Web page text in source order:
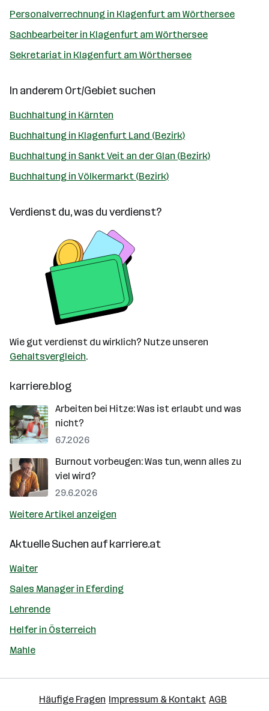
Personalverrechnung in Klagenfurt am Wörthersee
Sachbearbeiter in Klagenfurt am Wörthersee
Sekretariat in Klagenfurt am Wörthersee
In anderem Ort/Gebiet suchen
Buchhaltung in Kärnten
Buchhaltung in Klagenfurt Land (Bezirk)
Buchhaltung in Sankt Veit an der Glan (Bezirk)
Buchhaltung in Völkermarkt (Bezirk)
Verdienst du, was du verdienst?
Wie gut verdienst du wirklich? Nutze unseren
Gehaltsvergleich.
karriere.blog
Arbeiten bei Hitze: Was ist erlaubt und was
nicht?
6.7.2026
Burnout vorbeugen: Was tun, wenn alles zu
viel wird?
29.6.2026
Weitere Artikel anzeigen
Aktuelle Suchen aufkarriere.at
Waiter
Sales Manager in Eferding
Lehrende
Helfer in Österreich
Mahle
Häufige Fragen Impressum & Kontakt AGB